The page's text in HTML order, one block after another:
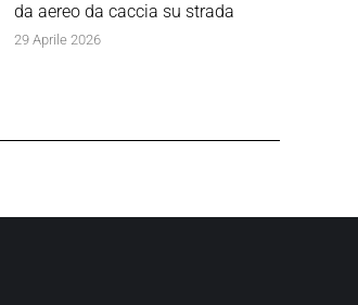
da aereo da caccia su strada
29 Aprile 2026